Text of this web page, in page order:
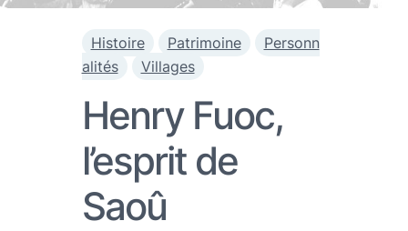
Histoire Patrimoine
Personn
alités
Villages
Henry Fuoc,
l’esprit de
Saoû